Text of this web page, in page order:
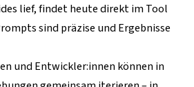
lief, findet heute direkt im Tool
sind präzise und Ergebnisse
und Entwickler:innen können in